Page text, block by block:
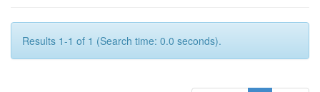
Results 1-1 of 1 (Search time: 0.0 seconds).